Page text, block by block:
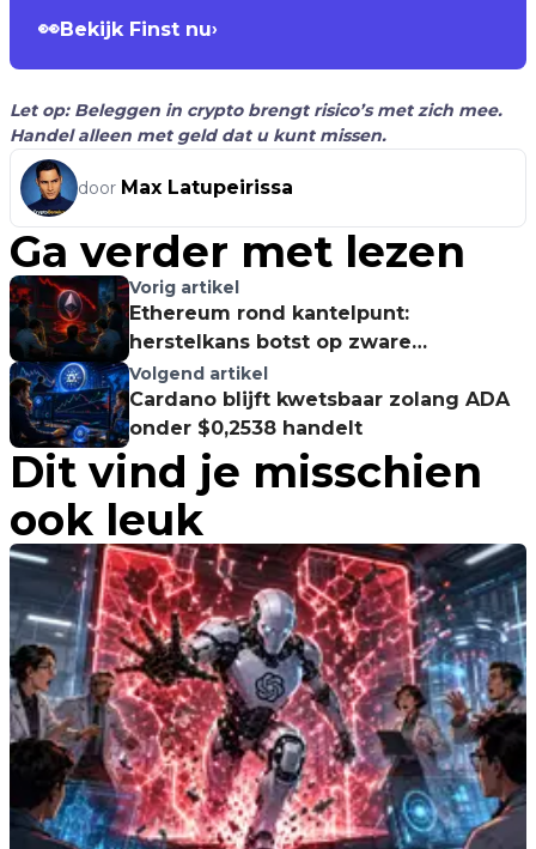
👀Bekijk Finst nu›
Let op: Beleggen in crypto brengt risico’s met zich mee.
Handel alleen met geld dat u kunt missen.
door Max Latupeirissa
Ga verder met lezen
Vorig artikel
Ethereum rond kantelpunt:
herstelkans botst op zware
weerstand
Volgend artikel
Cardano blijft kwetsbaar zolang ADA
onder $0,2538 handelt
Dit vind je misschien
ook leuk